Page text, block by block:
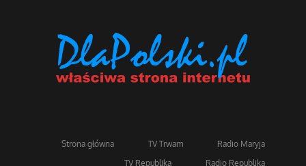
Strona główna TV Trwam
Radio Maryja
TV Republika
Radio Republika